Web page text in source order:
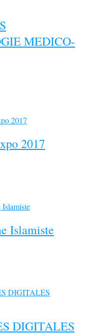
MEDICO-
2017
Islamiste
DIGITALES